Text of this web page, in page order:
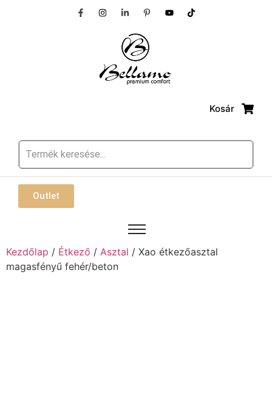
Kosár
Outlet
Kezdőlap / Étkező / Asztal / Xao étkezőasztal
magasfényű fehér/beton